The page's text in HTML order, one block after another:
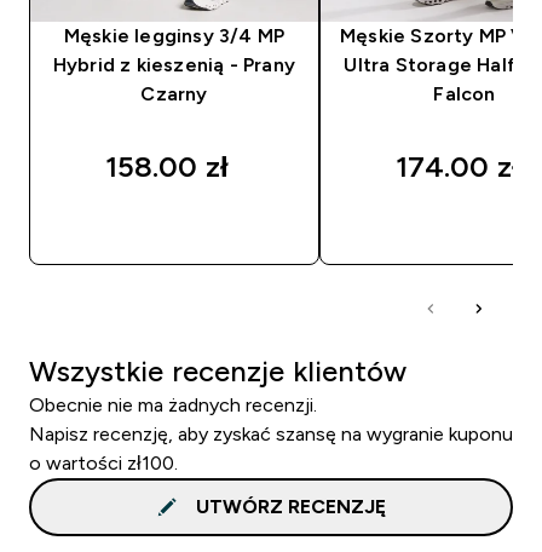
Męskie legginsy 3/4 MP
Hybrid z kieszenią - Prany
Czarny
158.00 zł‎
Męskie Szorty MP
Ultra Storage Half
Falcon
174.00 zł‎
Wszystkie recenzje klientów
Obecnie nie ma żadnych recenzji.
Napisz recenzję, aby zyskać szansę na wygranie kuponu
o wartości zł100.
UTWÓRZ RECENZJĘ